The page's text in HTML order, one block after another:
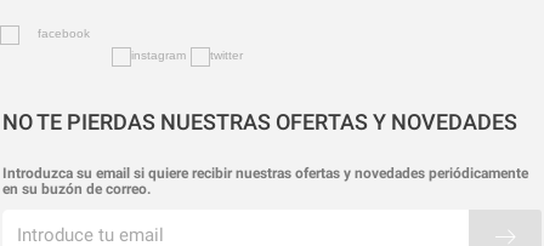
NO TE PIERDAS NUESTRAS OFERTAS Y NOVEDADES
Introduzca su email si quiere recibir nuestras ofertas y novedades periódicamente
en su buzón de correo.